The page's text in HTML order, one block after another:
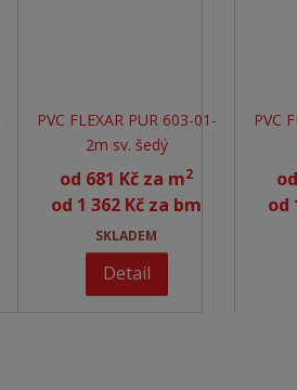
PVC FLEXAR PUR 603-01-
2m sv. šedý
od 681 Kč za m2
od 1 362 Kč za bm
SKLADEM
Detail
PVC
od